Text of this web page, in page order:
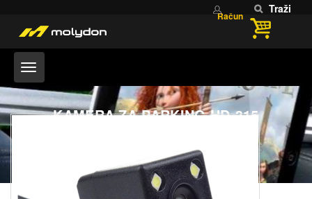
Račun
Traži
KAMERA ZA PARKING HD-315
KAMERA ZA PARKING HD-315